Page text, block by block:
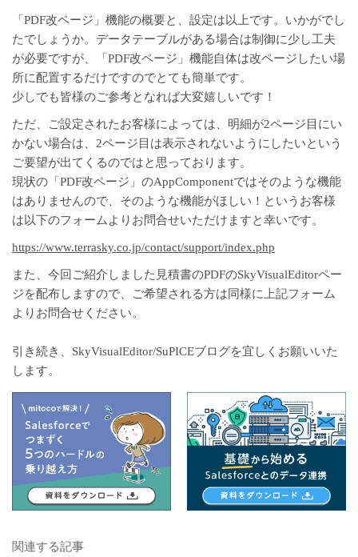
「PDF改ページ」機能の概要と、設定は以上です。いかがでし
たでしょうか。データテーブルがある場合は制御に少し工夫
が必要ですが、「PDF改ページ」機能自体は改ページしたい場
所に配置するだけですのでとても簡単です。
少しでも皆様のご参考となれば大変嬉しいです！
ただ、ご設定されたお客様によっては、明細が2ページ目にい
かない場合は、2ページ目は表示されないようにしたいという
ご要望が出てくるのではと思っております。
現状の「PDF改ページ」のAppComponentではそのような機能
はありませんので、そのような機能がほしい！というお客様
は以下のフォームよりお問合せいただけますと幸いです。
https://www.terrasky.co.jp/contact/support/index.php
また、今回ご紹介しました見積書のPDFのSkyVisualEditorペー
ジを配布しますので、ご希望される方は同様に上記フォーム
よりお問合せください。
引き続き、SkyVisualEditor/SuPICEブログを宜しくお願いいた
します。
関連する記事